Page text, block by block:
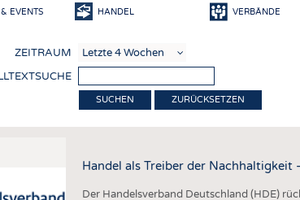
EVENTS HANDEL VERBÄNDE
ZEITRAUM
ZURÜCKSETZEN
Handel als Treiber der
Der Handelsverband Deutschland (HDE)